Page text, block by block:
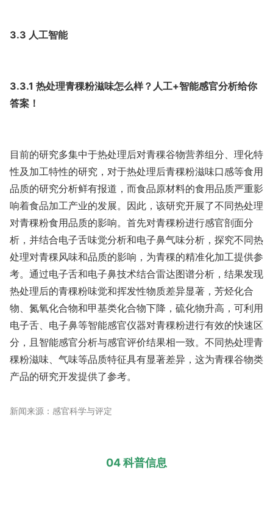
3.3 人工智能
3.3.1 热处理青稞粉滋味怎么样？人工+智能感官分析给你
答案！
目前的研究多集中于热处理后对青稞谷物营养组分、理化特
性及加工特性的研究，对于热处理后青稞粉滋味口感等食用
品质的研究分析鲜有报道，而食品原材料的食用品质严重影
响着食品加工产业的发展。因此，该研究开展了不同热处理
对青稞粉食用品质的影响。首先对青稞粉进行感官剖面分
析，并结合电子舌味觉分析和电子鼻气味分析，探究不同热
处理对青稞风味和品质的影响，为青稞的精准化加工提供参
考。通过电子舌和电子鼻技术结合雷达图谱分析，结果发现
热处理后的青稞粉味觉和挥发性物质差异显著，芳烃化合
物、氮氧化合物和甲基类化合物下降，硫化物升高，可利用
电子舌、电子鼻等智能感官仪器对青稞粉进行有效的快速区
分，且智能感官分析与感官评价结果相一致。不同热处理青
稞粉滋味、气味等品质特征具有显著差异，这为青稞谷物类
产品的研究开发提供了参考。
新闻来源：感官科学与评定
04 科普信息